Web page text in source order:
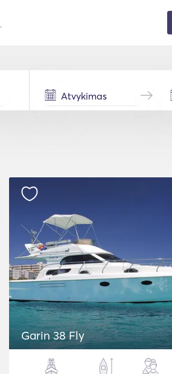
Garin 38 Fly